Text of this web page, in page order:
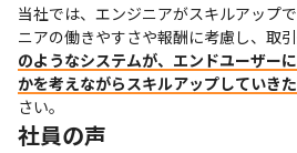
当社では、エンジニアがスキルアップ
ニアの働きやすさや報酬に考慮し、取
のようなシステムが、エンドユーザー
かを考えながらスキルアップしていき
さい。
社員の声